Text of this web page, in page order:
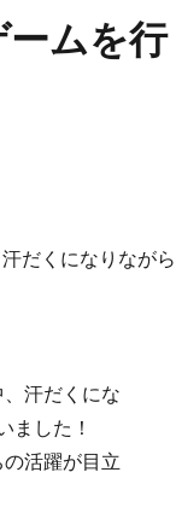
ムを行
汗だくにな
ました！
活躍が目立